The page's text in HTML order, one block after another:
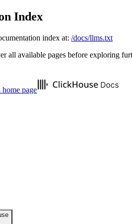
Index
index at: /docs/llms.txt
all available pages before exploring
home page